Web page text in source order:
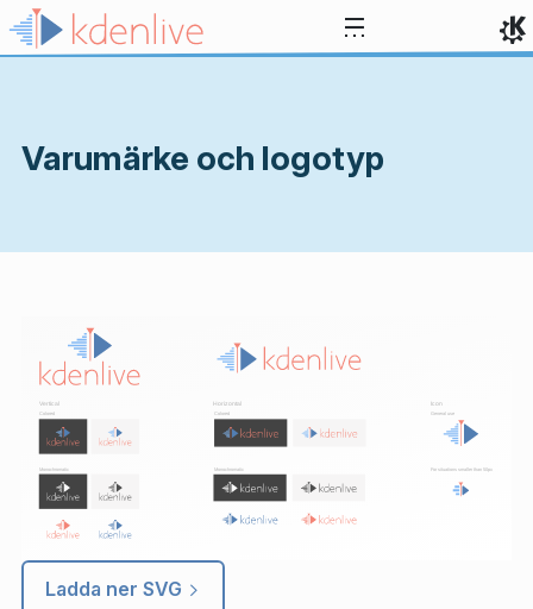
Gå till innehåll
Varumärke och logotyp
Ladda ner SVG